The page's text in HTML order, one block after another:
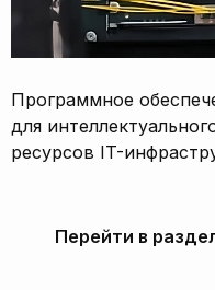
Программное
для
ресурсов IT-
Перейти в